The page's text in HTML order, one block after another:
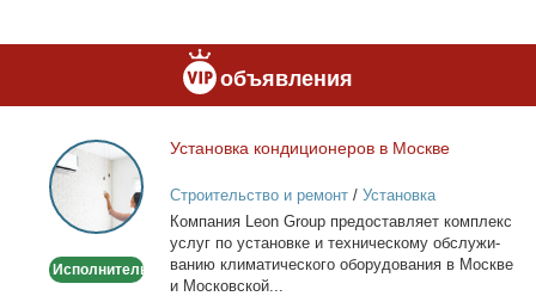
объявления
Установка
кондиционеров
в
Москве
Исполнитель
Уста­нов­ка кон­ди­ци­о­не­ров в Москве
Строительство и ремонт/ Установка
кондиционеров
Ком­па­ния Leon Group предо­став­ля­ет ком­плекс
услуг по уста­нов­ке и тех­ни­че­ско­му об­слу­жи­
ва­нию кли­ма­ти­че­ско­го обо­ру­до­ва­ния в Москве
и Мос­ков­ской...